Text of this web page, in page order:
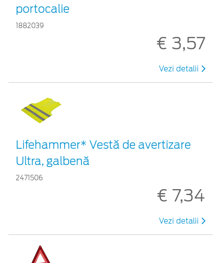
portocalie
1882039
€ 3,57
Vezi detalii
Lifehammer* Vestă de avertizare
Ultra, galbenă
2471506
€ 7,34
Vezi detalii